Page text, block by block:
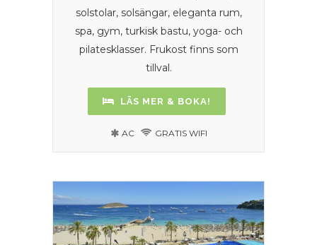
solstolar, solsängar, eleganta rum,
spa, gym, turkisk bastu, yoga- och
pilatesklasser. Frukost finns som
tillval.
LÄS MER & BOKA!
AC GRATIS WIFI